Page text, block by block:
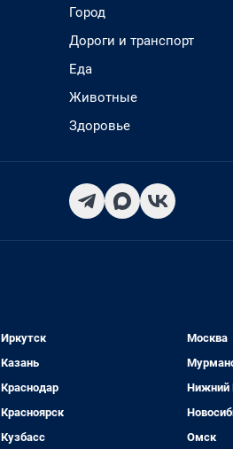
Город
Дороги и транспорт
Еда
Животные
Здоровье
Иркутск
Казань
Краснодар
Красноярск
Кузбасс
Москва
Нижний
Омск